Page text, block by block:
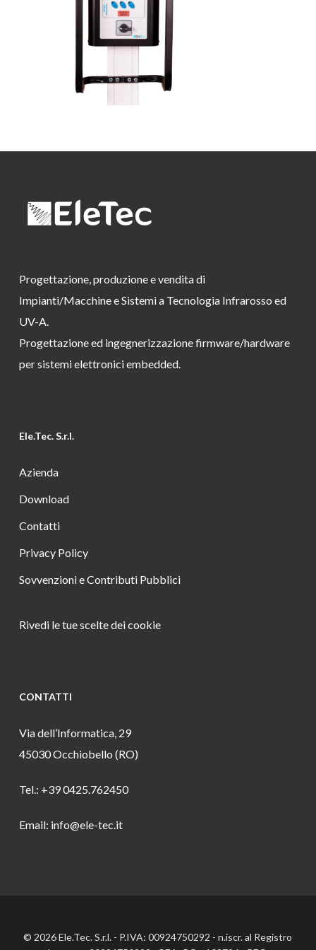
Progettazione, produzione e vendita di
Impianti/Macchine e Sistemi a Tecnologia Infrarosso ed
UV-A.
Progettazione ed ingegnerizzazione firmware/hardware
per sistemi elettronici embedded.
Ele.Tec. S.r.l.
Azienda
Download
Contatti
Privacy Policy
Sovvenzioni e Contributi Pubblici
Rivedi le tue scelte dei cookie
CONTATTI
Via dell’Informatica, 29
45030 Occhiobello (RO)
Tel.: +39 0425.762450
Email: info@ele-tec.it
© 2026 Ele.Tec. S.r.l. - P.IVA: 00924750292 - n.iscr. al Registro